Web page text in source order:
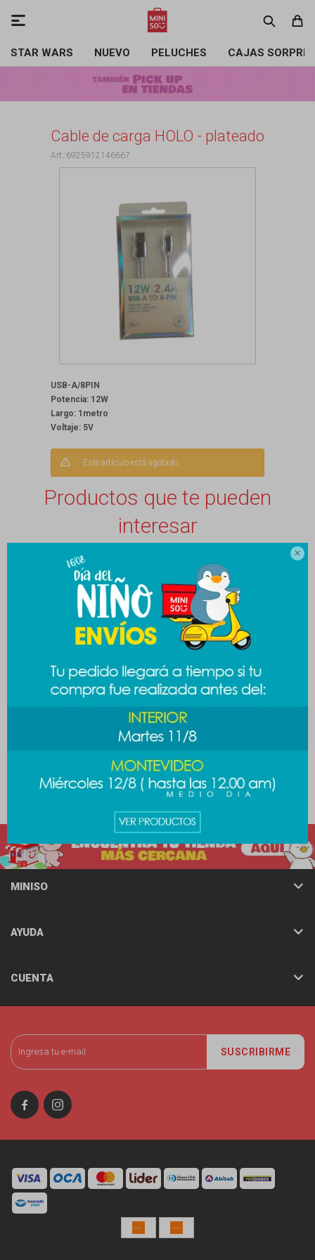

STAR WARS NUEVO PELUCHES CAJAS

Cable de carga HOLO - plateado
6925912146667
USB-A/8PIN
Potencia: 12W
Largo: 1metro
Voltaje: 5V
Este artículo está agotado.
Productos que te pueden
interesar
Cable 3 en 1 - negro
489
SUSCRIBIRME
 
MINISO
AYUDA
CUENTA